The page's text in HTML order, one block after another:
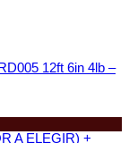
12ft 6in 4lb –